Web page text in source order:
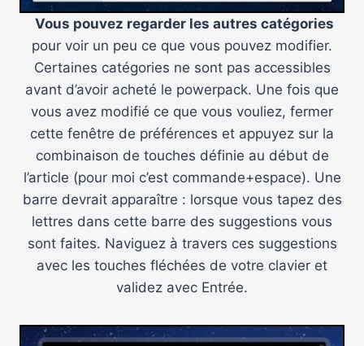
Vous pouvez regarder les autres catégories
pour voir un peu ce que vous pouvez modifier.
Certaines catégories ne sont pas accessibles
avant d’avoir acheté le powerpack. Une fois que
vous avez modifié ce que vous vouliez, fermer
cette fenêtre de préférences et appuyez sur la
combinaison de touches définie au début de
l’article (pour moi c’est commande+espace). Une
barre devrait apparaître : lorsque vous tapez des
lettres dans cette barre des suggestions vous
sont faites. Naviguez à travers ces suggestions
avec les touches fléchées de votre clavier et
validez avec Entrée.